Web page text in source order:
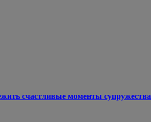
счастливые моменты супружества